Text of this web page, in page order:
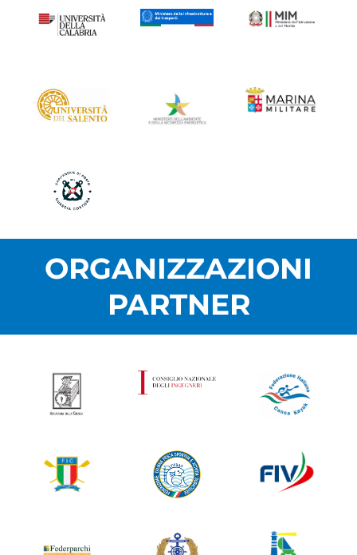
ORGANIZZAZIONI
PARTNER